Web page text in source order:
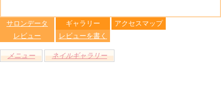
サロンデータ ギャラリー
アクセスマップ
レビュー
レビューを書く
メニュー ネイルギャラリー